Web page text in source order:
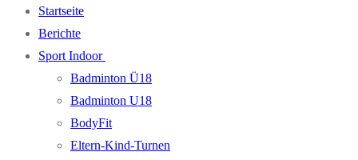
Startseite
Berichte
Sport Indoor
Badminton Ü18
Badminton U18
BodyFit
Eltern-Kind-Turnen